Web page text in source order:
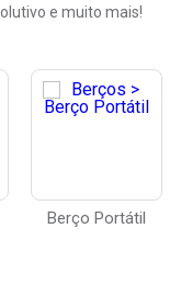
e muito mais!
Berço Portátil